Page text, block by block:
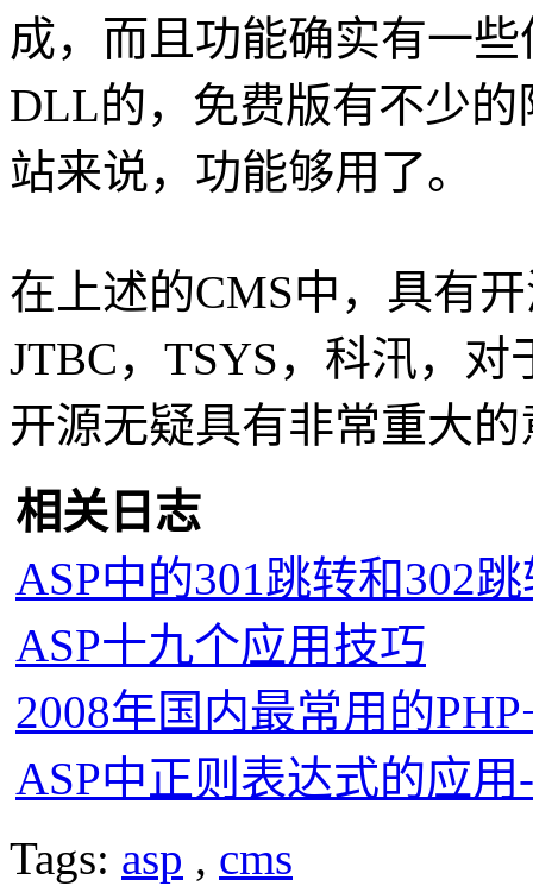
成，而且功能确实有一
DLL的，免费版有不少
站来说，功能够用了。
在上述的CMS中，具有
JTBC，TSYS，科汛，
开源无疑具有非常重大
相关日志
ASP中的301跳转和302
ASP十九个应用技巧
2008年国内最常用的
ASP中正则表达式的应用
Tags: asp , cms